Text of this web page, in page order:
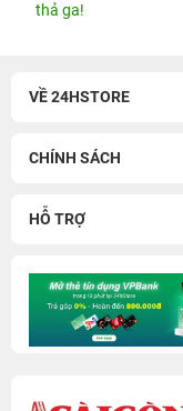
thả ga!
VỀ 24HSTORE
CHÍNH SÁCH
HỖ TRỢ